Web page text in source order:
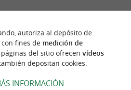
autoriza al depósito de
fines de medición de
páginas del sitio ofrecen vídeos
depositan cookies.
INFORMACIÓN